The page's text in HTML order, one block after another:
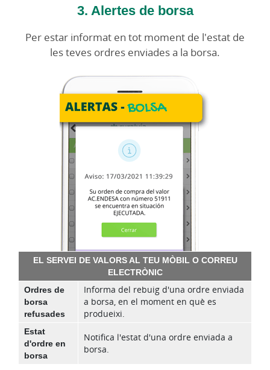
3. Alertes de borsa
Per estar informat en tot moment de l'estat de
les teves ordres enviades a la borsa.
EL SERVEI DE VALORS AL TEU MÒBIL O CORREU
ELECTRÒNIC
Ordres de
borsa
refusades
Informa del rebuig d'una ordre enviada
a borsa, en el moment en què es
produeixi.
Estat
d'ordre en
borsa
Notifica l'estat d'una ordre enviada a
borsa.